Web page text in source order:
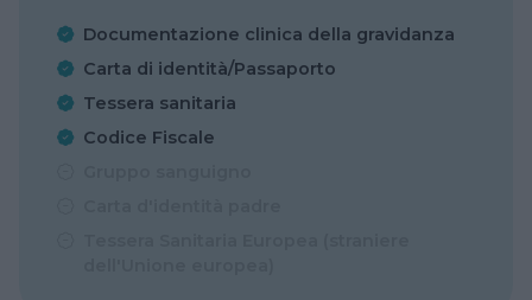
Documentazione clinica della gravidanza
Carta di identità/Passaporto
Tessera sanitaria
Codice Fiscale